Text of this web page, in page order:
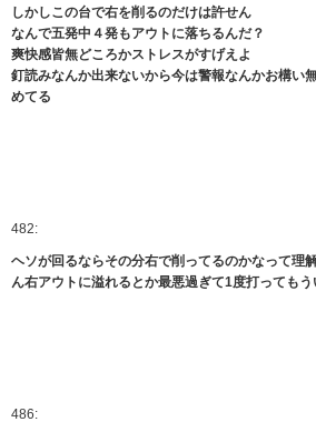
しかしこの台で右を削るのだけは許せん
なんで五発中４発もアウトに落ちるんだ？
爽快感皆無どころかストレスがすげえよ
釘読みなんか出来ないから今は警報なんかお構い
めてる
482:
ヘソが回るならその分右で削ってるのかなって理
ん右アウトに溢れるとか最悪過ぎて1度打っても
486: